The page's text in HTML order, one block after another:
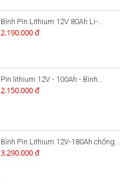
Bình Pin Lithium 12V 80Ah Li-...
2.190.000 đ
Pin lithium 12V - 100Ah - Bình...
2.150.000 đ
Bình Pin Lithium 12V-180Ah chống...
3.290.000 đ